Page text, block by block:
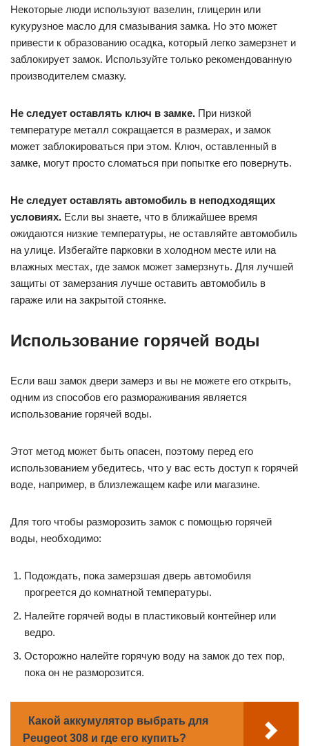
Некоторые люди используют вазелин, глицерин или
кукурузное масло для смазывания замка. Но это может
привести к образованию осадка, который легко замерзнет и
заблокирует замок. Используйте только рекомендованную
производителем смазку.
Не следует оставлять ключ в замке. При низкой
температуре металл сокращается в размерах, и замок
может заблокироваться при этом. Ключ, оставленный в
замке, могут просто сломаться при попытке его повернуть.
Не следует оставлять автомобиль в неподходящих
условиях. Если вы знаете, что в ближайшее время
ожидаются низкие температуры, не оставляйте автомобиль
на улице. Избегайте парковки в холодном месте или на
влажных местах, где замок может замерзнуть. Для лучшей
защиты от замерзания лучше оставить автомобиль в
гараже или на закрытой стоянке.
Использование горячей воды
Если ваш замок двери замерз и вы не можете его открыть,
одним из способов его размораживания является
использование горячей воды.
Этот метод может быть опасен, поэтому перед его
использованием убедитесь, что у вас есть доступ к горячей
воде, например, в близлежащем кафе или магазине.
Для того чтобы разморозить замок с помощью горячей
воды, необходимо:
Подождать, пока замерзшая дверь автомобиля
прогреется до комнатной температуры.
Налейте горячей воды в пластиковый контейнер или
ведро.
Осторожно налейте горячую воду на замок до тех пор,
пока он не разморозится.
Какой аккумулятор выбрать для
Peugeot 308 и где его купить?